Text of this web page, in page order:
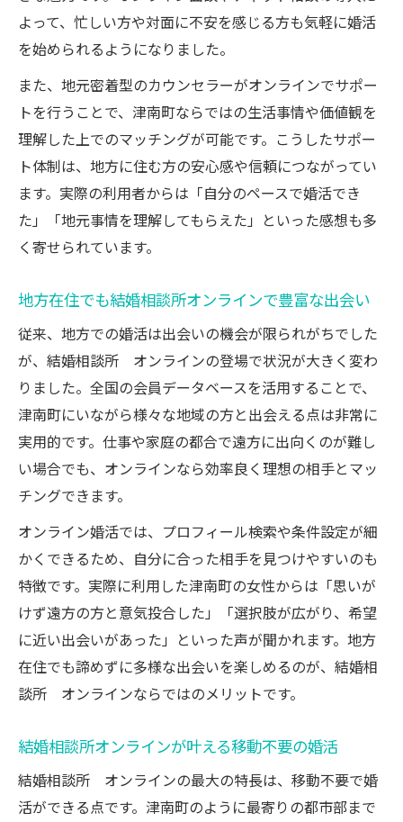
よって、忙しい方や対面に不安を感じる方も気軽に婚活
を始められるようになりました。
また、地元密着型のカウンセラーがオンラインでサポー
トを行うことで、津南町ならではの生活事情や価値観を
理解した上でのマッチングが可能です。こうしたサポー
ト体制は、地方に住む方の安心感や信頼につながってい
ます。実際の利用者からは「自分のペースで婚活でき
た」「地元事情を理解してもらえた」といった感想も多
く寄せられています。
地方在住でも結婚相談所オンラインで豊富な出会い
従来、地方での婚活は出会いの機会が限られがちでした
が、結婚相談所 オンラインの登場で状況が大きく変わ
りました。全国の会員データベースを活用することで、
津南町にいながら様々な地域の方と出会える点は非常に
実用的です。仕事や家庭の都合で遠方に出向くのが難し
い場合でも、オンラインなら効率良く理想の相手とマッ
チングできます。
オンライン婚活では、プロフィール検索や条件設定が細
かくできるため、自分に合った相手を見つけやすいのも
特徴です。実際に利用した津南町の女性からは「思いが
けず遠方の方と意気投合した」「選択肢が広がり、希望
に近い出会いがあった」といった声が聞かれます。地方
在住でも諦めずに多様な出会いを楽しめるのが、結婚相
談所 オンラインならではのメリットです。
結婚相談所オンラインが叶える移動不要の婚活
結婚相談所 オンラインの最大の特長は、移動不要で婚
活ができる点です。津南町のように最寄りの都市部まで